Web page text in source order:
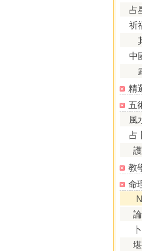
占
祈
中
精
五
風
占
教
命